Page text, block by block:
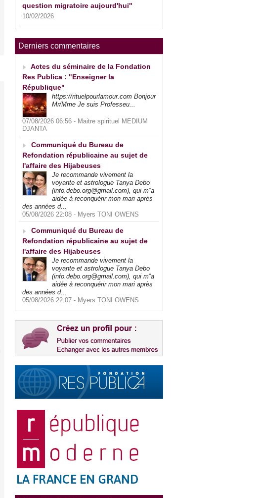
question migratoire aujourd'hui"
10/02/2026
Derniers commentaires
Actes du séminaire de la Fondation
Res Publica : "Enseigner la
République"
https://rituelpourlamour.com Bonjour
Mr/Mme Je suis Professeu...
07/08/2026 06:56 - Maitre spirituel MEDIUM
DJANTA
Communiqué du Bureau de
Refondation républicaine au sujet de
l'affaire des Hijabeuses
Je recommande vivement la
voyante et astrologue Tanya Debo
(info.debo.org@gmail.com), qui m''a
aidée à reconquérir mon mari après
des années d...
05/08/2026 22:08 - Myers TONI OWENS
Communiqué du Bureau de
Refondation républicaine au sujet de
l'affaire des Hijabeuses
Je recommande vivement la
voyante et astrologue Tanya Debo
(info.debo.org@gmail.com), qui m''a
aidée à reconquérir mon mari après
des années d...
05/08/2026 22:07 - Myers TONI OWENS